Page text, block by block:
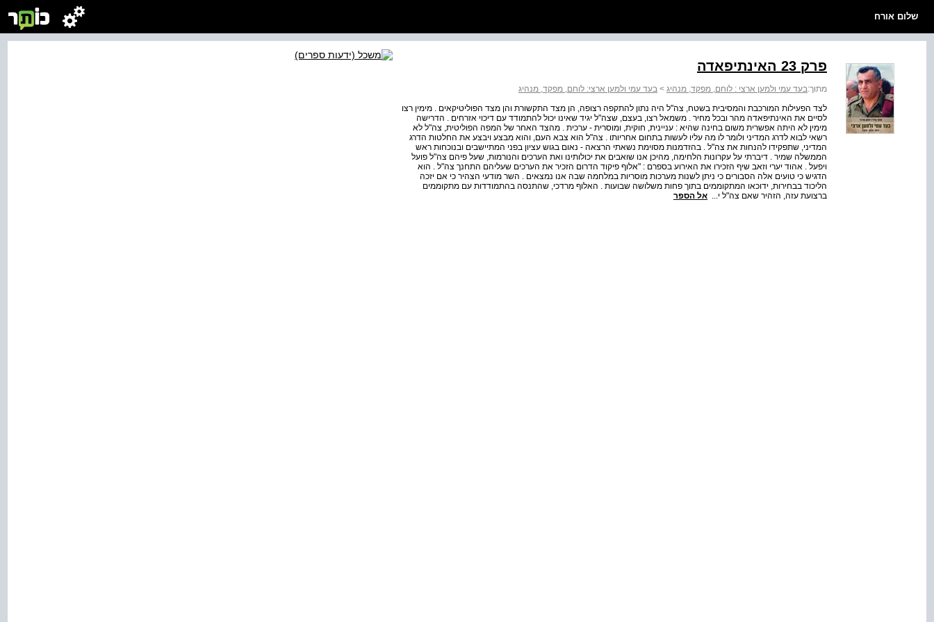
שלום אורח
פרק 23 האינתיפאדה
מתוך:בעד עמי ולמען ארצי : לוחם, מפקד, מנהיג > בעד עמי ולמען ארצי: לוחם, מפקד, מנהיג
לצד הפעילות המורכבת והמסיבית בשטח, צה"ל היה נתון להתקפה רצופה, הן מצד התקשורת והן מצד הפוליטיקאים . מימין רצו
לסיים את האינתיפאדה מהר ובכל מחיר . משמאל רצו, בעצם, שצה"ל יגיד שאינו יכול להתמודד עם דיכוי אזרחים . הדרישה
מימין לא היתה אפשרית משום בחינה שהיא : עניינית, חוקית, ומוסרית ‑ ערכית . מהצד האחר של המפה הפוליטית, צה"ל לא
רשאי לבוא לדרג המדיני ולומר לו מה עליו לעשות בתחום אחריותו . צה"ל הוא צבא העם, והוא מבצע ויבצע את החלטות הדרג
המדיני, שתפקידו להנחות את צה"ל . בהזדמנות מסוימת נשאתי הרצאה ‑ נאום בגוש עציון בפני המתיישבים ובנוכחות ראש
הממשלה שמיר . דיברתי על עקרונות הלחימה, מהיכן אנו שואבים את יכולותינו ואת הערכים והנורמות, שעל פיהם צה"ל פועל
ויפעל . אהוד יערי וזאב שיף הזכירו את האירוע בספרם : "אלוף פיקוד הדרום הזכיר את הערכים שעליהם התחנך צה"ל . הוא
הדגיש כי טועים אלה הסבורים כי ניתן לשנות מערכות מוסריות במלחמה שבה אנו נמצאים . השר מודעי הצהיר כי אם יזכה
הליכוד בבחירות, ידוכאו המתקוממים בתוך פחות משלושה שבועות . האלוף מרדכי, שהתנסה בהתמודדות עם מתקוממים
ברצועת עזה, הזהיר שאם צה"ל י... אל הספר